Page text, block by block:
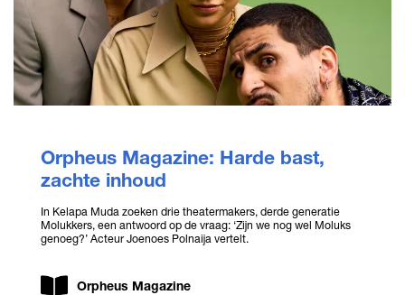
Orpheus Magazine: Harde bast,
zachte inhoud
In Kelapa Muda zoeken drie theatermakers, derde generatie
Molukkers, een antwoord op de vraag: ‘Zijn we nog wel Moluks
genoeg?’ Acteur Joenoes Polnaija vertelt.
Orpheus Magazine